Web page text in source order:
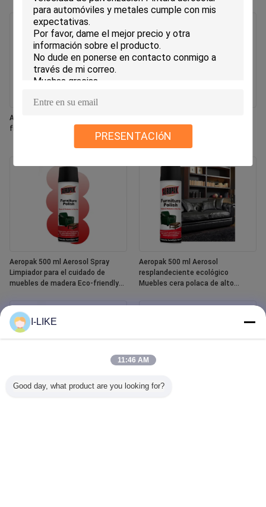
PRESENTACIóN
el automóvil, de larga duración
duración, seguro para mascotas,
seguro para niños, fresador de aire
Aeropak 330 ml Aerosol fresco con
fragancia de jazmín
utensilios de cocina spray de
limpieza rápida sin residuos
Aeropak 500 ml Aerosol Spray
Limpiador para el cuidado de
muebles de madera Eco-friendly
Essential Oil Polish para madera
Aeropak 500 ml Aerosol
resplandeciente ecológico
Muebles cera polaca de alto
Protección contra grietas y
I-LIKE
11:46 AM
Good day, what product are you looking for?